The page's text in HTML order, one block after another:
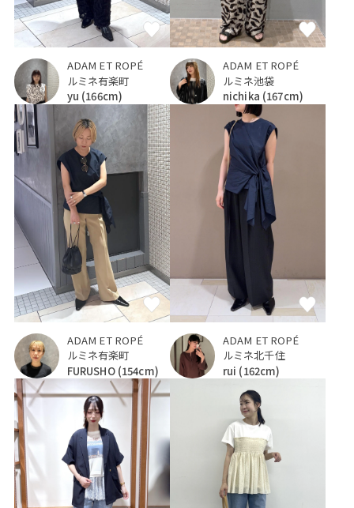
ADAM ET ROPÉ
ルミネ有楽町
yu (166cm)
ADAM ET ROPÉ
ルミネ池袋
nichika (167cm)
ADAM ET ROPÉ
ルミネ有楽町
FURUSHO (154cm)
ADAM ET ROPÉ
ルミネ北千住
rui (162cm)